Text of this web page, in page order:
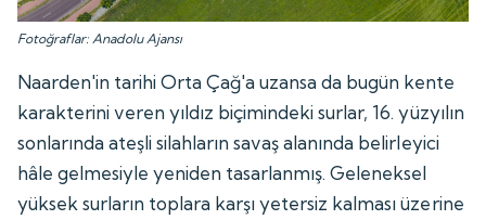
Fotoğraflar: Anadolu Ajansı
Naarden'in tarihi Orta Çağ'a uzansa da bugün kente
karakterini veren yıldız biçimindeki surlar, 16. yüzyılın
sonlarında ateşli silahların savaş alanında belirleyici
hâle gelmesiyle yeniden tasarlanmış. Geleneksel
yüksek surların toplara karşı yetersiz kalması üzerine